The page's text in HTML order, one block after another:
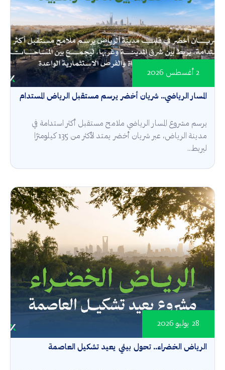
المسار الرياضي.. شريان أخضر يرسم مستقبل الرياض المستدام
2 أغسطس 2026
يرسم مشروع المسار الرياضي ملامح مستقبل أكثر استدامة في
مدينة الرياض، عبر شريان أخضر يمتد لأكثر من 135 كيلومترًا
ليربط...
الرياض الخضراء.. تحول بيئي يعيد تشكيل العاصمة
28 يوليو 2026